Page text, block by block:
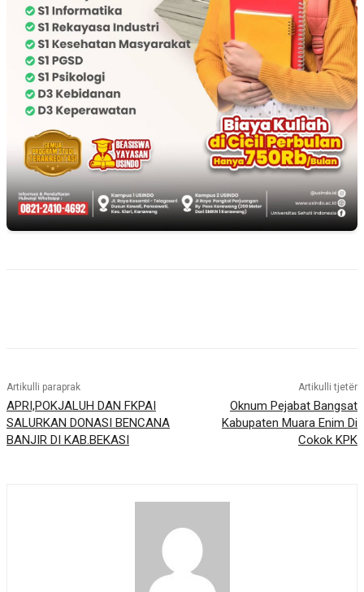
Artikulli paraprak
APRI,POKJALUH DAN FKPAI
SALURKAN DONASI BENCANA
BANJIR DI KAB.BEKASI
Artikulli tjetër
Oknum Pejabat Bangsat
Kabupaten Muara Enim Di
Cokok KPK